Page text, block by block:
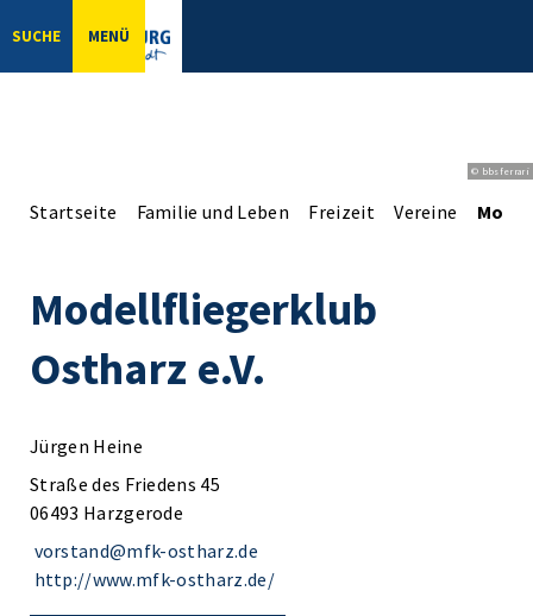
SUCHE MENÜ
© bbsferrari
Startseite Familie und Leben Freizeit Vereine
Modellfliegerklub
Ostharz e.V.
Jürgen Heine
Straße des Friedens 45
06493 Harzgerode
vorstand@mfk-ostharz.de
http://www.mfk-ostharz.de/